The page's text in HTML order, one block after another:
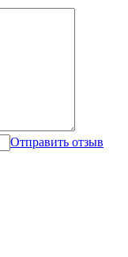
Отправить отзыв